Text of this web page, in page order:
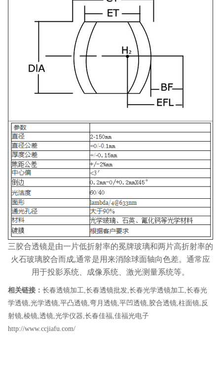
三胶合透镜是由一片低折射率的冕牌玻璃和两片高折射率的
火石玻璃胶合而成,通常是用来消除球面轴向色差。通常应
用于投影系统、成像系统、激光测量系统等。
相关链接： 长春透镜加工 长春透镜批发, 长春光学透镜加工 长春光
学透镜, 光学透镜, 平凸透镜, 弯月透镜, 平凹透镜, 胶合透镜, 柱面镜, 反
射镜, 棱镜, 透镜, 光学仪器 长春佳福 佳福光电子
http://www.ccjiafu.com/